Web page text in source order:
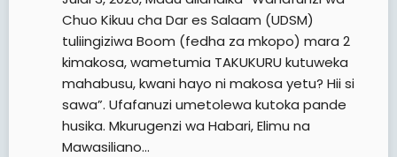
Chuo Kikuu cha Dar es Salaam (UDSM)
tuliingiziwa Boom (fedha za mkopo) mara 2
kimakosa, wametumia TAKUKURU kutuweka
mahabusu, kwani hayo ni makosa yetu? Hii si
sawa”. Ufafanuzi umetolewa kutoka pande
husika. Mkurugenzi wa Habari, Elimu na
Mawasiliano...